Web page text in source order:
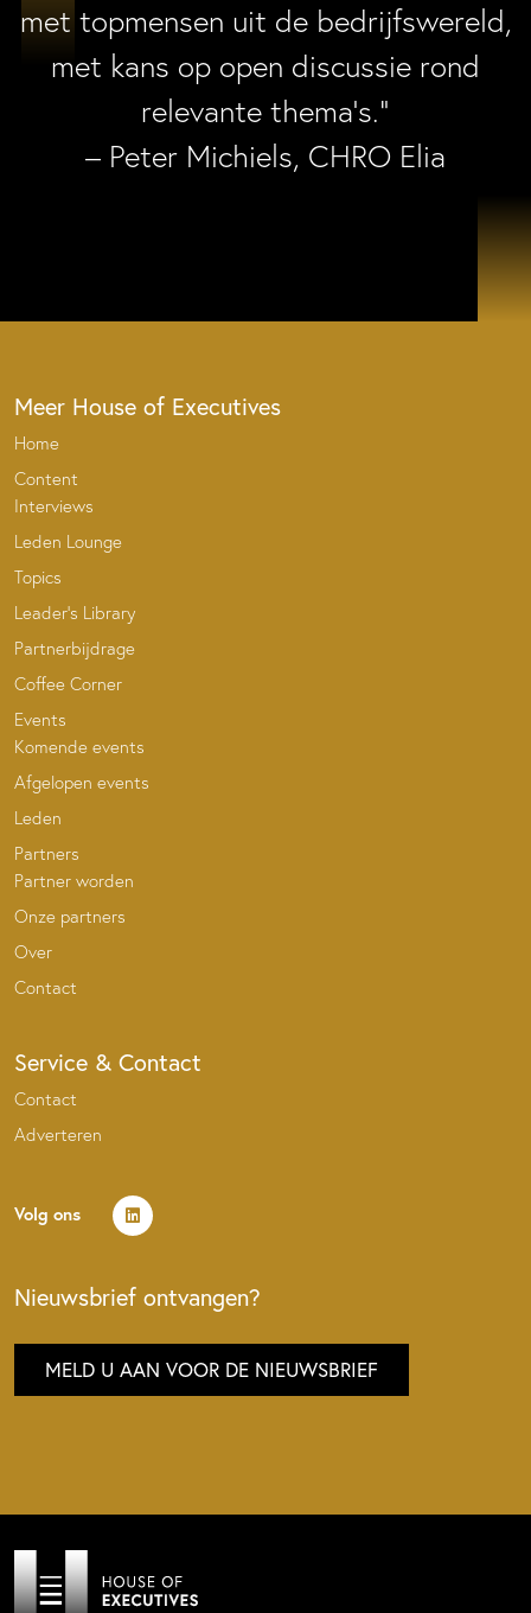
met topmensen uit de bedrijfswereld,
met kans op open discussie rond
relevante thema’s.”
– Peter Michiels, CHRO Elia
Meer House of Executives
Home
Content
Interviews
Leden Lounge
Topics
Leader’s Library
Partnerbijdrage
Coffee Corner
Events
Komende events
Afgelopen events
Leden
Partners
Partner worden
Onze partners
Over
Contact
Service & Contact
Contact
Adverteren
Volg ons
Nieuwsbrief ontvangen?
MELD U AAN VOOR DE NIEUWSBRIEF